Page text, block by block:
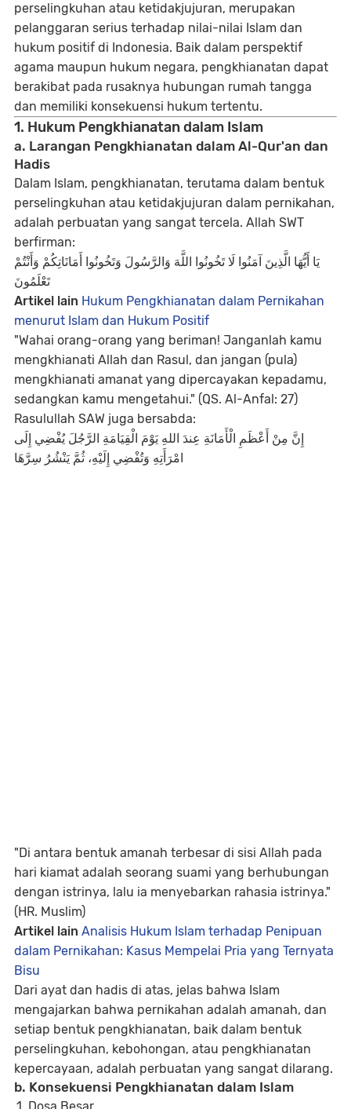
perselingkuhan atau ketidakjujuran, merupakan
pelanggaran serius terhadap nilai-nilai Islam dan
hukum positif di Indonesia. Baik dalam perspektif
agama maupun hukum negara, pengkhianatan dapat
berakibat pada rusaknya hubungan rumah tangga
dan memiliki konsekuensi hukum tertentu.
1. Hukum Pengkhianatan dalam Islam
a. Larangan Pengkhianatan dalam Al-Qur'an dan
Hadis
Dalam Islam, pengkhianatan, terutama dalam bentuk
perselingkuhan atau ketidakjujuran dalam pernikahan,
adalah perbuatan yang sangat tercela. Allah SWT
berfirman:
يَا أَيُّهَا الَّذِينَ آمَنُوا لَا تَخُونُوا اللَّهَ وَالرَّسُولَ وَتَخُونُوا أَمَانَاتِكُمْ وَأَنْتُمْ
تَعْلَمُونَ
Artikel lain Hukum Pengkhianatan dalam Pernikahan
menurut Islam dan Hukum Positif
"Wahai orang-orang yang beriman! Janganlah kamu
mengkhianati Allah dan Rasul, dan jangan (pula)
mengkhianati amanat yang dipercayakan kepadamu,
sedangkan kamu mengetahui." (QS. Al-Anfal: 27)
Rasulullah SAW juga bersabda:
إِنَّ مِنْ أَعْظَمِ الْأَمَانَةِ عِندَ اللهِ يَوْمَ الْقِيَامَةِ الرَّجُلَ يُفْضِي إِلَى
امْرَأَتِهِ وَتُفْضِي إِلَيْهِ، ثُمَّ يَنْشُرُ سِرَّهَا
"Di antara bentuk amanah terbesar di sisi Allah pada
hari kiamat adalah seorang suami yang berhubungan
dengan istrinya, lalu ia menyebarkan rahasia istrinya."
(HR. Muslim)
Artikel lain Analisis Hukum Islam terhadap Penipuan
dalam Pernikahan: Kasus Mempelai Pria yang Ternyata
Bisu
Dari ayat dan hadis di atas, jelas bahwa Islam
mengajarkan bahwa pernikahan adalah amanah, dan
setiap bentuk pengkhianatan, baik dalam bentuk
perselingkuhan, kebohongan, atau pengkhianatan
kepercayaan, adalah perbuatan yang sangat dilarang.
b. Konsekuensi Pengkhianatan dalam Islam